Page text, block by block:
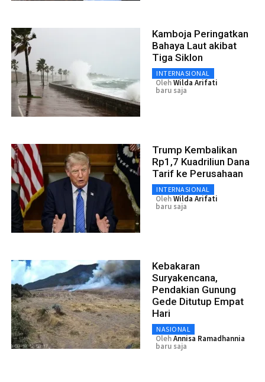
Kamboja Peringatkan
Bahaya Laut akibat
Tiga Siklon
INTERNASIONAL
OlehWilda Arifati
baru saja
Trump Kembalikan
Rp1,7 Kuadriliun Dana
Tarif ke Perusahaan
INTERNASIONAL
OlehWilda Arifati
baru saja
Kebakaran
Suryakencana,
Pendakian Gunung
Gede Ditutup Empat
Hari
NASIONAL
OlehAnnisa Ramadhannia
baru saja